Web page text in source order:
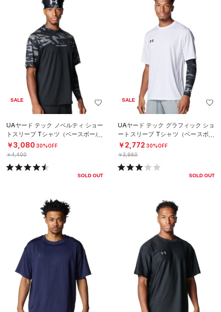
SALE
UAヤード テック ノベルティ ショー
トスリーブ Tシャツ（ベースボール/
MEN）
￥3,080 30%OFF
￥4,400
SOLD OUT
SALE
UAヤード テック グラフィック ショ
ートスリーブ Tシャツ（ベースボー
ル/MEN）
￥2,772 30%OFF
￥3,960
SOLD OUT